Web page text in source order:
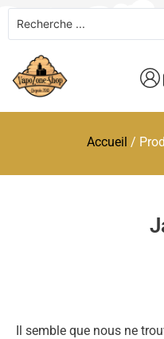
Accueil /
Il semble que nous ne